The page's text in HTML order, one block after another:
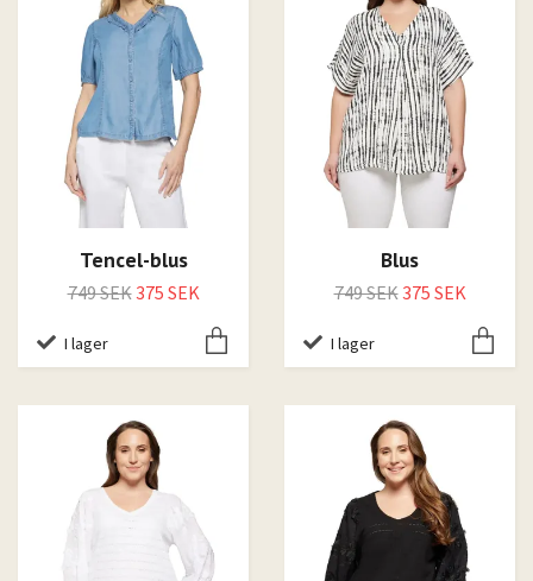
Tencel-blus
749 SEK375 SEK
I lager
Blus
749 SEK375 SEK
I lager